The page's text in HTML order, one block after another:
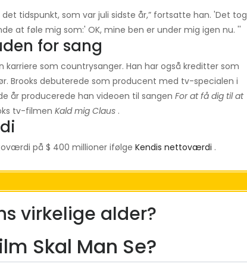
det tidspunkt, som var juli sidste år,” fortsatte han. 'Det tog
at føle mig som:' OK, mine ben er under mig igen nu. ''
for sang
som countrysanger. Han har også kreditter som
Brooks debuterede som producent med tv-specialen i
år producerede han videoen til sangen For at få dig til at
tv-filmen Kald mig Claus .
på $ 400 millioner ifølge Kendis nettoværdi .
virkelige alder?
Skal Man Se?